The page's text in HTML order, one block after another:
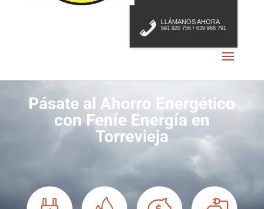
LLÁMANOS AHORA
691 920 756 / 639 968 791
Pásate al Ahorro Energético
con Feníe Energía en
Torrevieja